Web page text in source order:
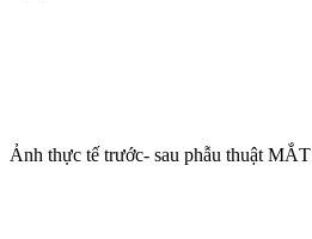
Ảnh thực tế trước- sau phẫu thuật MẮT